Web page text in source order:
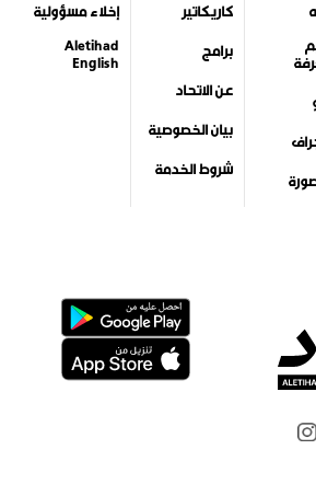
كاريكاتير
برامج
عن الاتحاد
بيان الخصوصية
شروط الخدمة
إخلاء مسؤولية
Aletihad
English